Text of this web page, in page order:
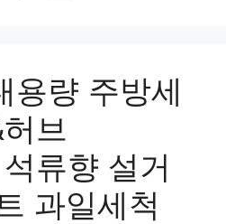
용량 주방세
브
류향 설거
과일세척